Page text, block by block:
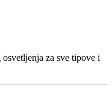
za sve tipove i